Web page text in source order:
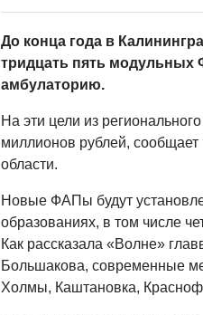
До конца года в
тридцать пять
амбулаторию.
На эти цели из
миллионов рублей, сообщает
области.
Новые ФАПы будут
образованиях, в том числе
Как рассказала «Волне»
Большакова, современные
Холмы, Каштановка,